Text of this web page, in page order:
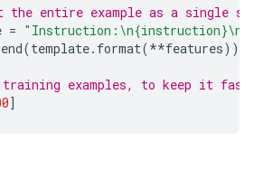
the entire example as a single
= "Instruction: \n{instruction}
(template. format(**features))
training examples, to keep it
]